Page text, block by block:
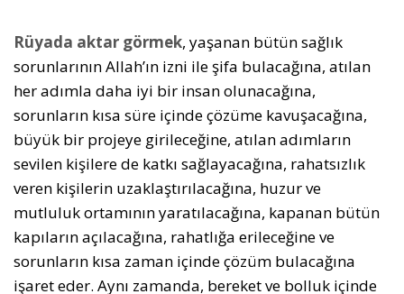
Rüyada aktar görmek, yaşanan bütün sağlık
sorunlarının Allah’ın izni ile şifa bulacağına, atılan
her adımla daha iyi bir insan olunacağına,
sorunların kısa süre içinde çözüme kavuşacağına,
büyük bir projeye girileceğine, atılan adımların
sevilen kişilere de katkı sağlayacağına, rahatsızlık
veren kişilerin uzaklaştırılacağına, huzur ve
mutluluk ortamının yaratılacağına, kapanan bütün
kapıların açılacağına, rahatlığa erileceğine ve
sorunların kısa zaman içinde çözüm bulacağına
işaret eder. Aynı zamanda, bereket ve bolluk içinde